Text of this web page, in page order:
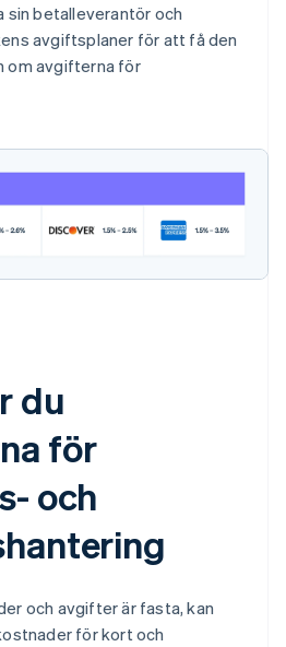
sin betalleverantör och
avgiftsplaner för att få den
om avgifterna för
du
för
och
och avgifter är fasta, kan
för kort och